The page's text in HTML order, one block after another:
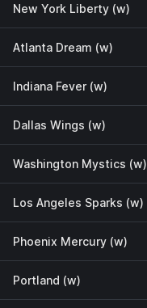
New York Liberty (w)
Atlanta Dream (w)
Indiana Fever (w)
Dallas Wings (w)
Washington Mystics (w)
Los Angeles Sparks (w)
Phoenix Mercury (w)
Portland (w)